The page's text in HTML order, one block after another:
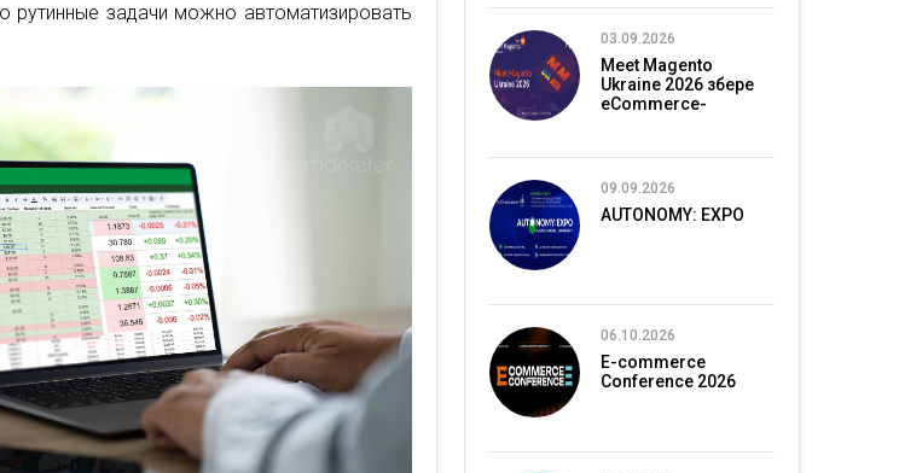
рутинные задачи можно автоматизировать
03.09.2026
Meet Magento
Ukraine 2026 збере
eCommerce-
09.09.2026
AUTONOMY: EXPO
06.10.2026
E-commerce
Conference 2026